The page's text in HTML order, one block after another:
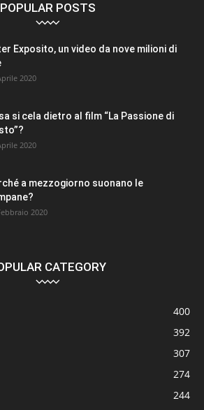
POPULAR POSTS
Exposito, un video da nove milioni di
2020
si cela dietro al film “La Passione di
2020
a mezzogiorno suonano le
2020
CATEGORY
400
392
307
274
244